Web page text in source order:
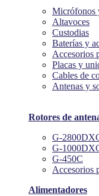
Micrófonos
Altavoces
Custodias
Baterías y
Accesorios
Placas y
Cables de
Antenas y
Rotores de
G-
G-
G-450C
Accesorios
Alimentadores